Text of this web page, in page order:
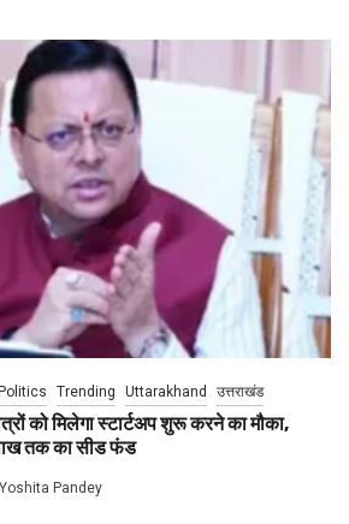
Politics Trending Uttarakhand उत्तराखंड
को मिलेगा स्टार्टअप शुरू करने का मौका,
तक का सीड फंड
Yoshita Pandey